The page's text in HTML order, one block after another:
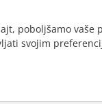
poboljšamo vaše
svojim